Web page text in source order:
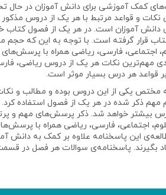
کمک آموزشی برای دانش آموزان در حال
در هر یک از این فصول، مهم‌ترین نکات و قواعد مرتبط با هر یک از دروس
دانش آموزان است. در هر یک از فصول کتاب
قرار گرفته است. با توجه به این که حجم
فارسی، ریاضی همراه با پرسش‌های
مهم‌ترین نکات هر یک از دروس ریاضی،
قواعد هر درس بسیار موثر است.
مختص یکی از این دروس بوده و مطالب و
مهم ذکر شده در هر یک از فصول استفاده کرد.
بیشتر خواهد شد. ذکر پرسش‌های مهم و
اجتماعی، فارسی، ریاضی همراه با
این پاسخنامه علاوه بر کمک به دانش
بگیرند. پاسخنامه‌ی سوالات هر فصل در